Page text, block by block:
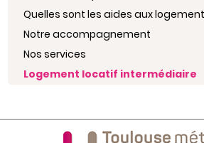
Quelles sont les aides aux
Notre accompagnement
Nos services
Logement locatif intermédiaire